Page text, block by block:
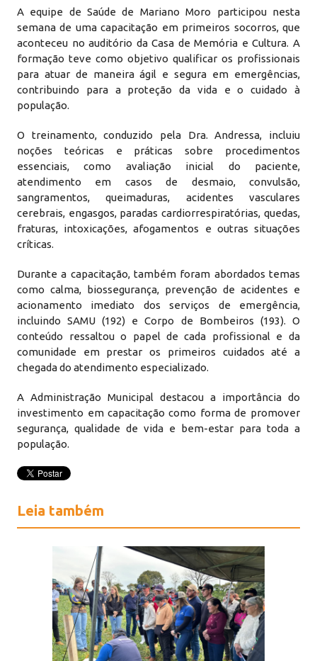
A equipe de Saúde de Mariano Moro participou nesta
semana de uma capacitação em primeiros socorros, que
aconteceu no auditório da Casa de Memória e Cultura. A
formação teve como objetivo qualificar os profissionais
para atuar de maneira ágil e segura em emergências,
contribuindo para a proteção da vida e o cuidado à
população.
O treinamento, conduzido pela Dra. Andressa, incluiu
noções teóricas e práticas sobre procedimentos
essenciais, como avaliação inicial do paciente,
atendimento em casos de desmaio, convulsão,
sangramentos, queimaduras, acidentes vasculares
cerebrais, engasgos, paradas cardiorrespiratórias, quedas,
fraturas, intoxicações, afogamentos e outras situações
críticas.
Durante a capacitação, também foram abordados temas
como calma, biossegurança, prevenção de acidentes e
acionamento imediato dos serviços de emergência,
incluindo SAMU (192) e Corpo de Bombeiros (193). O
conteúdo ressaltou o papel de cada profissional e da
comunidade em prestar os primeiros cuidados até a
chegada do atendimento especializado.
A Administração Municipal destacou a importância do
investimento em capacitação como forma de promover
segurança, qualidade de vida e bem-estar para toda a
população.
Leia também